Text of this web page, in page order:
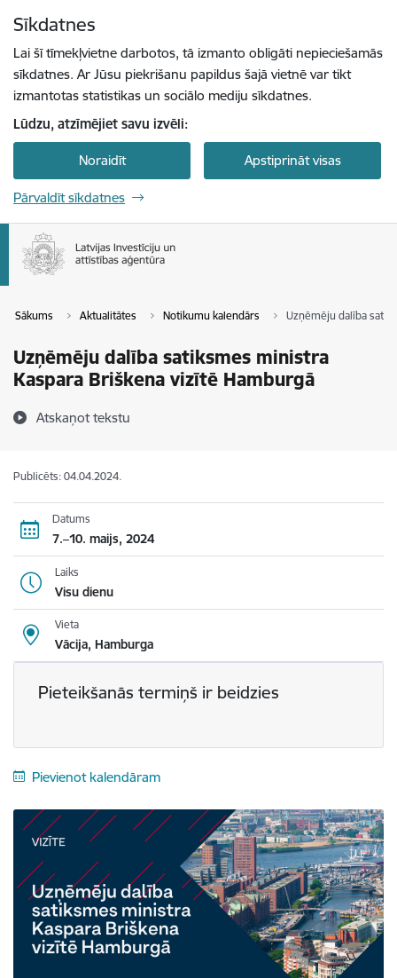
Sīkdatnes
Lai šī tīmekļvietne darbotos, tā izmanto obligāti nepieciešamās
sīkdatnes. Ar Jūsu piekrišanu papildus šajā vietnē var tikt
izmantotas statistikas un sociālo mediju sīkdatnes.
Lūdzu, atzīmējiet savu izvēli:
Noraidīt Apstiprināt visas
Pārvaldīt sīkdatnes
Sākums Aktualitātes Notikumu kalendārs Uzņēmēju dalība
Uzņēmēju dalība satiksmes ministra
Kaspara Briškena vizītē Hamburgā
Atskaņot tekstu
Publicēts: 04.04.2024.
Datums
7.–10. maijs, 2024
Laiks
Visu dienu
Vieta
Vācija, Hamburga
Pieteikšanās termiņš ir beidzies
Pievienot kalendāram